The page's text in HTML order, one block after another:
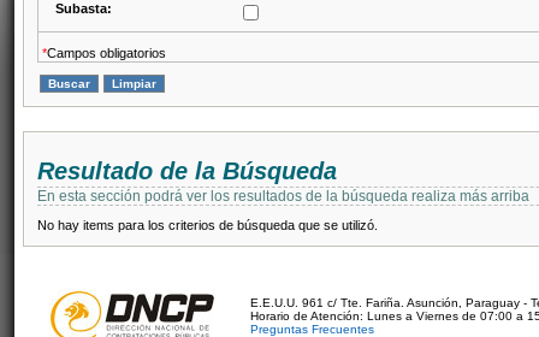
Subasta:
*Campos obligatorios
Resultado de la Búsqueda
En esta sección podrá ver los resultados de la búsqueda realiza más arriba
No hay items para los criterios de búsqueda que se utilizó.
E.E.U.U. 961 c/ Tte. Fariña. Asunción, Paraguay -
Horario de Atención: Lunes a Viernes de 07:00 a
Preguntas Frecuentes